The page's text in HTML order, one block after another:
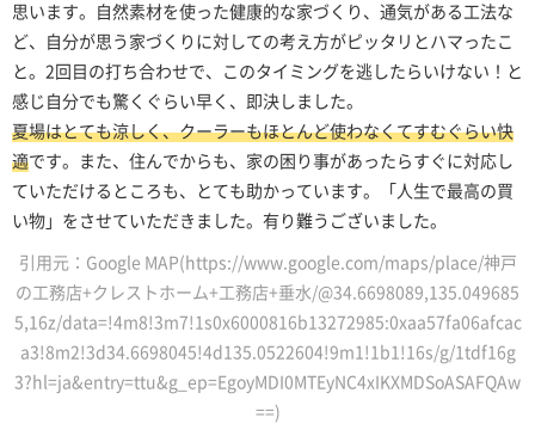
思います。自然素材を使った健康的な家づくり、通気がある工法な
ど、自分が思う家づくりに対しての考え方がピッタリとハマったこ
と。2回目の打ち合わせで、このタイミングを逃したらいけない！と
感じ自分でも驚くぐらい早く、即決しました。
夏場はとても涼しく、クーラーもほとんど使わなくてすむぐらい快
適です。また、住んでからも、家の困り事があったらすぐに対応し
ていただけるところも、とても助かっています。「人生で最高の買
い物」をさせていただきました。有り難うございました。
引用元：Google MAP(https://www.google.com/maps/place/神戸
の工務店+クレストホーム+工務店+垂水/@34.6698089,135.049685
5,16z/data=!4m8!3m7!1s0x6000816b13272985:0xaa57fa06afcac
a3!8m2!3d34.6698045!4d135.0522604!9m1!1b1!16s/g/1tdf16g
3?hl=ja&entry=ttu&g_ep=EgoyMDI0MTEyNC4xIKXMDSoASAFQAw
==)